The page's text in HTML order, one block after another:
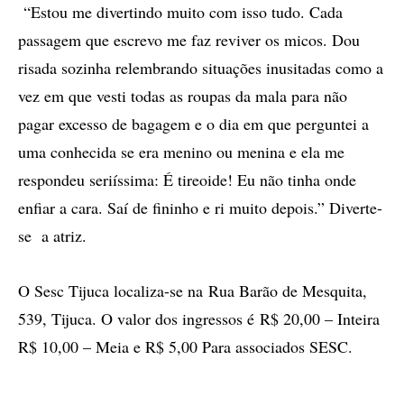
“Estou me divertindo muito com isso tudo. Cada
passagem que escrevo me faz reviver os micos. Dou
risada sozinha relembrando situações inusitadas como a
vez em que vesti todas as roupas da mala para não
pagar excesso de bagagem e o dia em que perguntei a
uma conhecida se era menino ou menina e ela me
respondeu seriíssima: É tireoide! Eu não tinha onde
enfiar a cara. Saí de fininho e ri muito depois.” Diverte-
se a atriz.
O Sesc Tijuca localiza-se na Rua Barão de Mesquita,
539, Tijuca. O valor dos ingressos é R$ 20,00 – Inteira
R$ 10,00 – Meia e R$ 5,00 Para associados SESC.